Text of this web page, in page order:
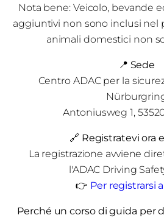
Nota bene: Veicolo, bevande
aggiuntivi non sono inclusi nel
animali domestici non
📍 Sede
Centro ADAC per la
Antoniusweg 1,
🔗 Registratevi ora
La registrazione avviene
l'ADAC Driving
👉 Per registrarsi
Perché un corso di guida per